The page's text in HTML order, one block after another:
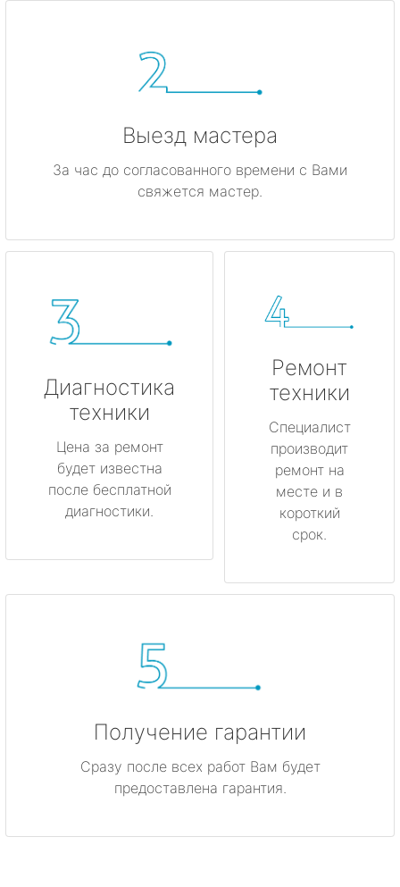
Выезд мастера
За час до согласованного времени с Вами
свяжется мастер.
Диагностика
техники
Цена за ремонт
будет известна
после бесплатной
диагностики.
Ремонт
техники
Специалист
производит
ремонт на
месте и в
короткий
срок.
Получение гарантии
Сразу после всех работ Вам будет
предоставлена гарантия.